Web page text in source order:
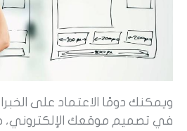
ويمكنك دومًا الاعتماد على
في تصميم موقعك الإلكتروني،